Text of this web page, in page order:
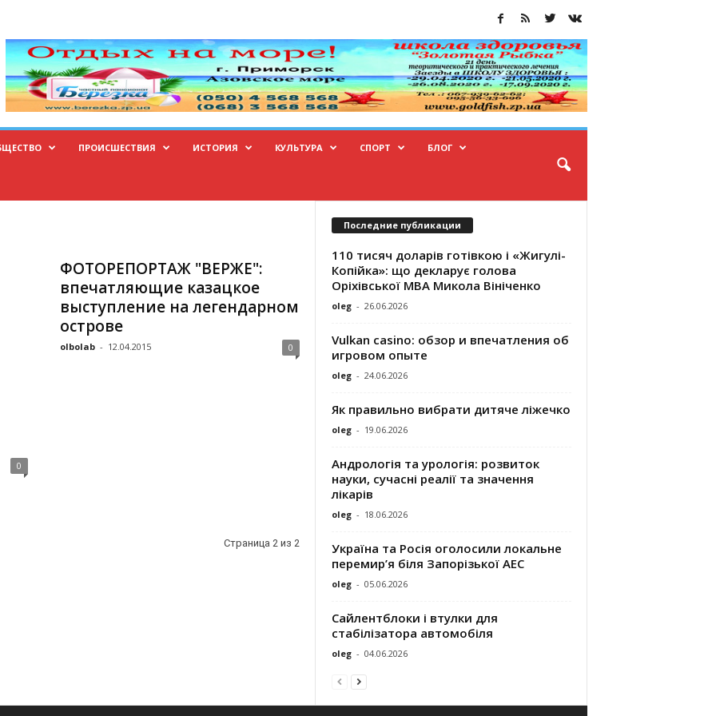
ПРОИСШЕСТВИЯ ИСТОРИЯ КУЛЬТУРА СПОРТ БЛОГ
0
ФОТОРЕПОРТАЖ "ВЕРЖЕ":
впечатляющие казацкое
выступление на легендарном
острове
olbolab - 12.04.2015 0
Страница 2 из 2
Последние публикации
110 тисяч доларів готівкою і «Жигулі-
Копійка»: що декларує голова
Оріхівської МВА Микола Вініченко
oleg - 26.06.2026
Vulkan casino: обзор и впечатления об
игровом опыте
oleg - 24.06.2026
Як правильно вибрати дитяче ліжечко
oleg - 19.06.2026
Андрологія та урологія: розвиток
науки, сучасні реалії та значення
лікарів
oleg - 18.06.2026
Україна та Росія оголосили локальне
перемир’я біля Запорізької АЕС
oleg - 05.06.2026
Сайлентблоки і втулки для
стабілізатора автомобіля
oleg - 04.06.2026